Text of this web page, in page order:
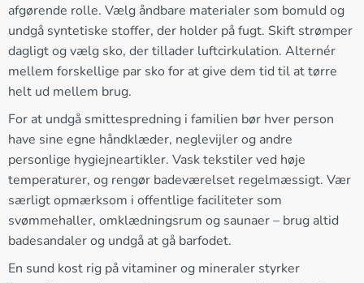
afgørende rolle. Vælg åndbare materialer som bomuld og
undgå syntetiske stoffer, der holder på fugt. Skift strømper
dagligt og vælg sko, der tillader luftcirkulation. Alternér
mellem forskellige par sko for at give dem tid til at tørre
helt ud mellem brug.
For at undgå smittespredning i familien bør hver person
have sine egne håndklæder, neglevijler og andre
personlige hygiejneartikler. Vask tekstiler ved høje
temperaturer, og rengør badeværelset regelmæssigt. Vær
særligt opmærksom i offentlige faciliteter som
svømmehaller, omklædningsrum og saunaer – brug altid
badesandaler og undgå at gå barfodet.
En sund kost rig på vitaminer og mineraler styrker